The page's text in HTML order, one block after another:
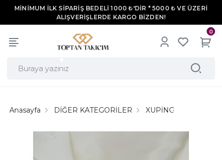
MİNİMUM İLK SİPARİŞ BEDELİ 1000 ₺'DİR * 5000 ₺ VE ÜZERİ
ALIŞVERİŞLERDE KARGO BİZDEN!
0
Anasayfa DİĞER KATEGORİLER XUPİNG